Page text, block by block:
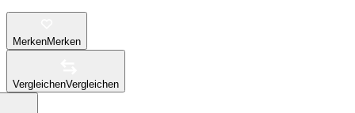
MerkenMerken
VergleichenVergleichen